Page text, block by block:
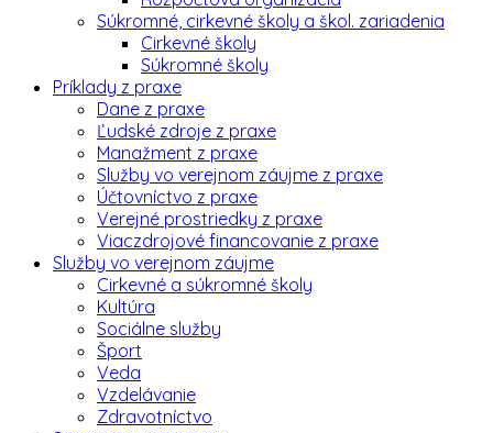
Súkromné, cirkevné školy a škol. zariadenia
Cirkevné školy
Súkromné školy
Príklady z praxe
Dane z praxe
Ľudské zdroje z praxe
Manažment z praxe
Služby vo verejnom záujme z praxe
Účtovníctvo z praxe
Verejné prostriedky z praxe
Viaczdrojové financovanie z praxe
Služby vo verejnom záujme
Cirkevné a súkromné školy
Kultúra
Sociálne služby
Šport
Veda
Vzdelávanie
Zdravotníctvo